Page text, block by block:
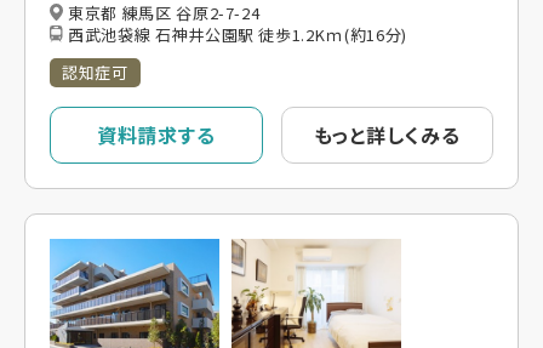
東京都 練馬区 谷原2-7-24
西武池袋線 石神井公園駅 徒歩1.2Kｍ(約16分)
認知症可
資料請求する もっと詳しくみる